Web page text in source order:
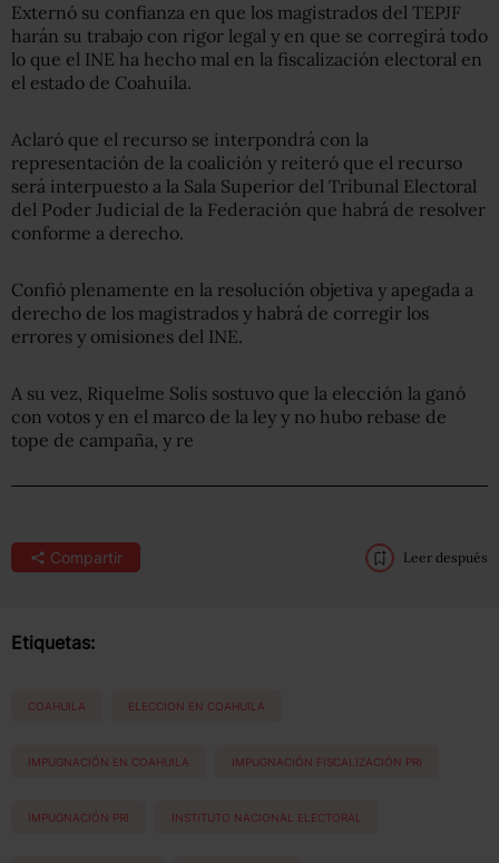
Externó su confianza en que los magistrados del TEPJF
harán su trabajo con rigor legal y en que se corregirá todo
lo que el INE ha hecho mal en la fiscalización electoral en
el estado de Coahuila.
Aclaró que el recurso se interpondrá con la
representación de la coalición y reiteró que el recurso
será interpuesto a la Sala Superior del Tribunal Electoral
del Poder Judicial de la Federación que habrá de resolver
conforme a derecho.
Confió plenamente en la resolución objetiva y apegada a
derecho de los magistrados y habrá de corregir los
errores y omisiones del INE.
A su vez, Riquelme Solís sostuvo que la elección la ganó
con votos y en el marco de la ley y no hubo rebase de
tope de campaña, y re
Compartir Leer después
Etiquetas:
COAHUILA ELECCION EN COAHUILA
IMPUGNACIÓN EN COAHUILA IMPUGNACIÓN FISCALIZACIÓN PRI
IMPUGNACIÓN PRI INSTITUTO NACIONAL ELECTORAL